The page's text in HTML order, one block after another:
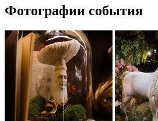
Фотографии события